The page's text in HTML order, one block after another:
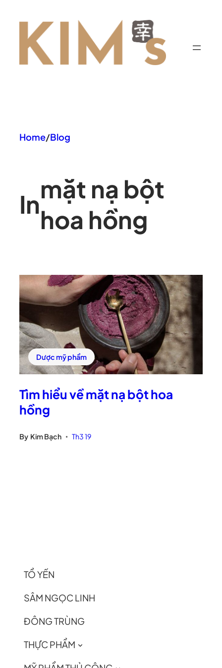
đến
dung
Home/Blog
In
mặt nạ bột
hoa hồng
Dược mỹ phẩm
Tìm hiểu về mặt nạ bột hoa
hồng
By Kim Bạch • Th3 19
TỔ YẾN
SÂM NGỌC LINH
ĐÔNG TRÙNG
THỰC PHẨM